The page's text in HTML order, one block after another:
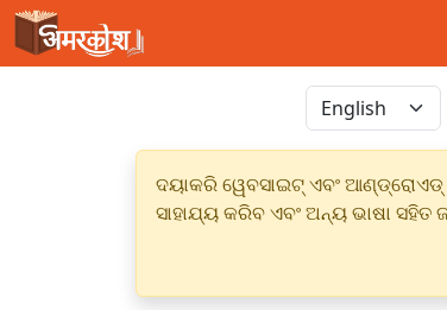
ଦୟାକରି ୱେବସାଇଟ୍ ଏବଂ ଆଣ୍ଡ୍ରୋଏଡ୍
ସାହାଯ୍ୟ କରିବ ଏବଂ ଅନ୍ୟ ଭାଷା